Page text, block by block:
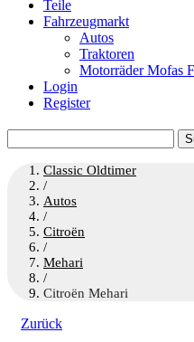
Teile
Fahrzeugmarkt
Autos
Traktoren
Motorräder Mofas
Login
Register
nach:
Classic Oldtimer
/
Autos
/
Citroën
/
Mehari
/
Citroën Mehari
Zurück